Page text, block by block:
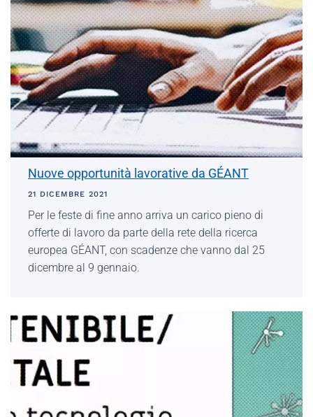
Nuove opportunità lavorative da GÉANT
21 DICEMBRE 2021
Per le feste di fine anno arriva un carico pieno di
offerte di lavoro da parte della rete della ricerca
europea GÉANT, con scadenze che vanno dal 25
dicembre al 9 gennaio.